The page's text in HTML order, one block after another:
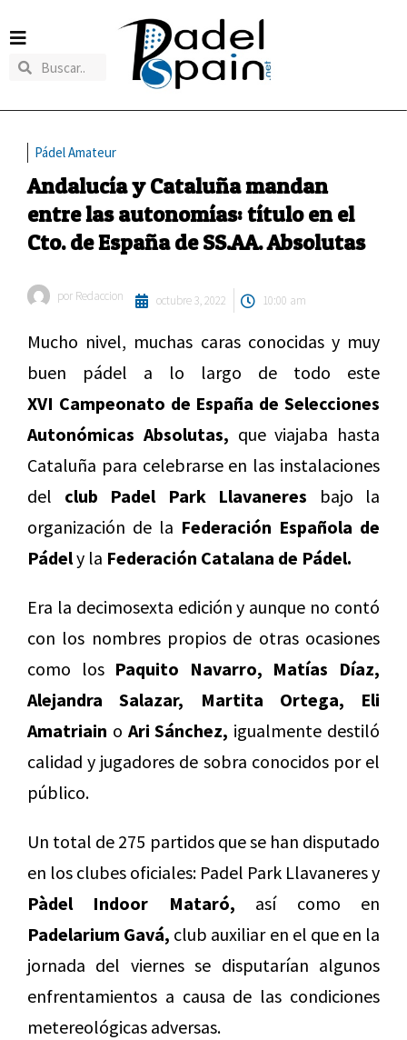
Pádel Amateur
Andalucía y Cataluña mandan
entre las autonomías: título en el
Cto. de España de SS.AA. Absolutas
por Redaccion octubre 3, 2022 10:00 am
Mucho nivel, muchas caras conocidas y muy
buen pádel a lo largo de todo este
XVI Campeonato de España de Selecciones
Autonómicas Absolutas, que viajaba hasta
Cataluña para celebrarse en las instalaciones
del club Padel Park Llavaneres bajo la
organización de la Federación Española de
Pádely la Federación Catalana de Pádel.
Era la decimosexta edición y aunque no contó
con los nombres propios de otras ocasiones
como los Paquito Navarro, Matías Díaz,
Alejandra Salazar, Martita Ortega, Eli
Amatriain o Ari Sánchez, igualmente destiló
calidad y jugadores de sobra conocidos por el
público.
Un total de 275 partidos que se han disputado
en los clubes oficiales: Padel Park Llavaneres y
Pàdel Indoor Mataró, así como en
Padelarium Gavá, club auxiliar en el que en la
jornada del viernes se disputarían algunos
enfrentamientos a causa de las condiciones
metereológicas adversas.